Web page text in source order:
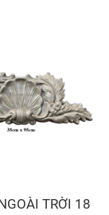
TRỜI 18